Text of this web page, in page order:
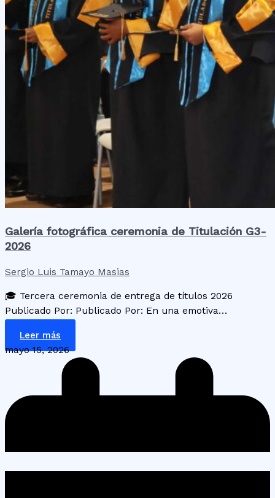
Galería fotográfica ceremonia de Titulación G3-
2026
Sergio Luis Tamayo Masias
🎓 Tercera ceremonia de entrega de títulos 2026
Publicado Por: Publicado Por: En una emotiva…
Leer más
mayo 15, 2026